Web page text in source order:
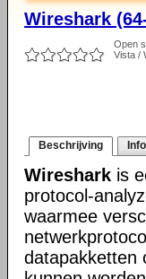
Wireshark
Open
Vista /
Beschrijving
Wireshark is
protocol-
waarmee
datapakketten